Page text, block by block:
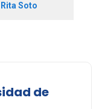
Rita Soto
de